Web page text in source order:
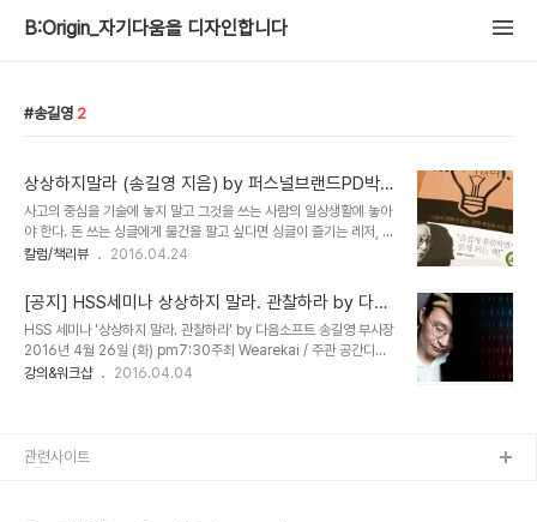
B:Origin_자기다움을 디자인합니다
송길영 2
상상하지말라 (송길영 지음) by 퍼스널브랜드PD박현
진
사고의 중심을 기술에 놓지 말고 그것을 쓰는 사람의 일상생활에 놓아
야 한다. 돈 쓰는 싱글에게 물건을 팔고 싶다면 싱글이 즐기는 레저, 그
들이 중시하는 네트워크, 그들에게 더욱 절실한 생존의 고민을 들여다
업이 아니라 삶으로 프레임을 잡아서 보면, 내가 어떤 일을 해야 하고
어떤 일은 할 필요가 없는지가 명확히 보인다. 내가 하는 일이 무엇인
지 보아야 한다. 화장품 회사에 다닌다고 화장품에만 매몰되지 말고 뷰
티산업, 나아가 뷰티문화 전체를 보아야 한다. 사란들은 예뻐지기 위해
화장품을 고르다가 옆 가게에 예쁜 옷이 눈에 띄면 그 옷을 살 수도 있
칼럼/책리뷰 2016.04.24
[공지] HSS세미나 상상하지 말라. 관찰하라 by 다음
소프트 송길영 부사장
HSS 세미나 '상상하지 말라. 관찰하라' by 다음소프트 송길영 부사장
2016년 4월 26일 (화) pm7:30주최 Wearekai / 주관 공간디자
이너 노미경 / 진행 박현진 HSS는 Human Space Society를 의
'상상하지 말라. 관찰하라'입니다.이번 세미나는 [신청하기] 링크를 통
강의&워크샵 2016.04.04
관련사이트